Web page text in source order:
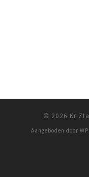
© 2026 KriZta
Aangeboden door WP